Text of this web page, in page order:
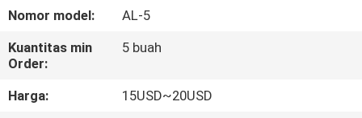
PABRIK
KONTROL
KUALITAS
Nomor model:
AL-5
Kuantitas min
Order:
5 buah
Harga:
15USD~20USD